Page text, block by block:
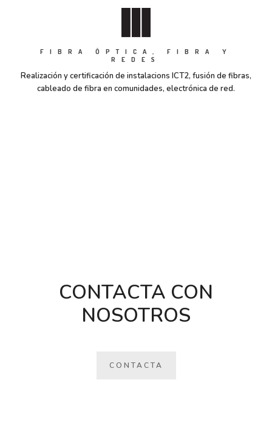
FIBRA ÓPTICA, FIBRA Y
REDES
Realización y certificación de instalacions ICT2, fusión de fibras,
cableado de fibra en comunidades, electrónica de red.
CONTACTA CON
NOSOTROS
CONTACTA